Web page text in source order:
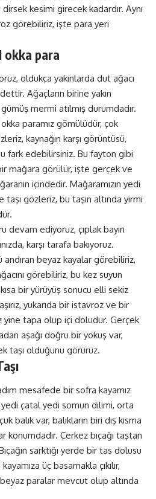
kesimi girecek kadardır. Aynı
görebiliriz, işte para yeri
okka para
oldukça yakınlarda dut ağacı
Ağaçların birine yakın
mermi atılmış durumdadır.
paramız gömülüdür, çok
kaynağın karşı görüntüsü,
fark edebilirsiniz. Bu fayton gibi
mağara görülür, işte gerçek ve
içindedir. Mağaramızın yedi
gözleriz, bu taşın altında yirmi
ediyoruz, çıplak bayırı
karşı tarafa bakıyoruz.
beyaz kayalar görebiliriz,
görebiliriz, bu kez suyun
bir yürüyüş sonucu elli sekiz
yukarıda bir istavroz ve bir
tapa olup içi doludur. Gerçek
aşağı doğru bir yokuş var,
taşı olduğunu görürüz.
mesafede bir sofra kayamız
yedi çatal yedi somun dilimi, orta
balık var, balıkların biri dış kısma
konumdadır. Çerkez bıçağı taştan
sarktığı yerde bir tas dolusu
üç basamakla çıkılır,
paralar mevcut olup altında